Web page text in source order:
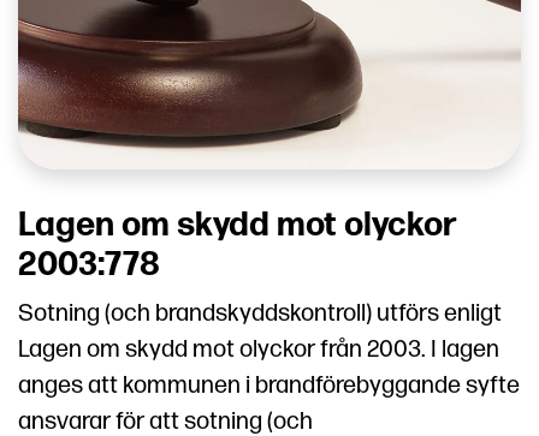
Lagen om skydd mot olyckor
2003:778
Sotning (och brandskyddskontroll) utförs enligt
Lagen om skydd mot olyckor från 2003. I lagen
anges att kommunen i brandförebyggande syfte
ansvarar för att sotning (och